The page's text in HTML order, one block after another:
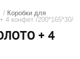
/ Коробки для
конфет /200*165*30/
+ 4